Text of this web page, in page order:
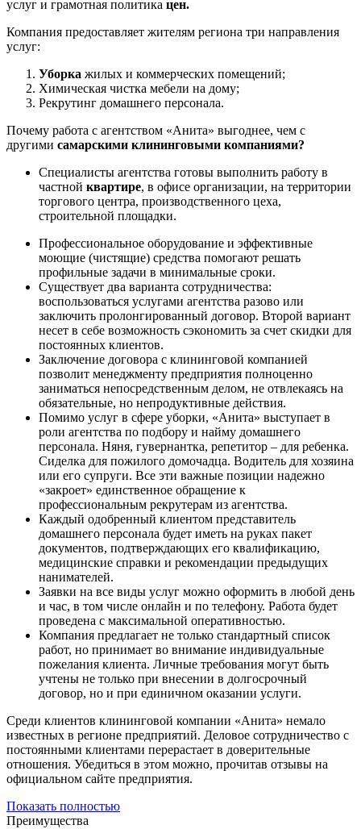
услуг и грамотная политика цен.
Компания предоставляет жителям региона три направления
услуг:
Уборка жилых и коммерческих помещений;
Химическая чистка мебели на дому;
Рекрутинг домашнего персонала.
Почему работа с агентством «Анита» выгоднее, чем с
другими самарскими клининговыми компаниями?
Специалисты агентства готовы выполнить работу в
частной квартире, в офисе организации, на территории
торгового центра, производственного цеха,
строительной площадки.
Профессиональное оборудование и эффективные
моющие (чистящие) средства помогают решать
профильные задачи в минимальные сроки.
Существует два варианта сотрудничества:
воспользоваться услугами агентства разово или
заключить пролонгированный договор. Второй вариант
несет в себе возможность сэкономить за счет скидки для
постоянных клиентов.
Заключение договора с клининговой компанией
позволит менеджменту предприятия полноценно
заниматься непосредственным делом, не отвлекаясь на
обязательные, но непродуктивные действия.
Помимо услуг в сфере уборки, «Анита» выступает в
роли агентства по подбору и найму домашнего
персонала. Няня, гувернантка, репетитор – для ребенка.
Сиделка для пожилого домочадца. Водитель для хозяина
или его супруги. Все эти важные позиции надежно
«закроет» единственное обращение к
профессиональным рекрутерам из агентства.
Каждый одобренный клиентом представитель
домашнего персонала будет иметь на руках пакет
документов, подтверждающих его квалификацию,
медицинские справки и рекомендации предыдущих
нанимателей.
Заявки на все виды услуг можно оформить в любой день
и час, в том числе онлайн и по телефону. Работа будет
проведена с максимальной оперативностью.
Компания предлагает не только стандартный список
работ, но принимает во внимание индивидуальные
пожелания клиента. Личные требования могут быть
учтены не только при внесении в долгосрочный
договор, но и при единичном оказании услуги.
Среди клиентов клининговой компании «Анита» немало
известных в регионе предприятий. Деловое сотрудничество с
постоянными клиентами перерастает в доверительные
отношения. Убедиться в этом можно, прочитав отзывы на
официальном сайте предприятия.
Показать полностью
Преимущества